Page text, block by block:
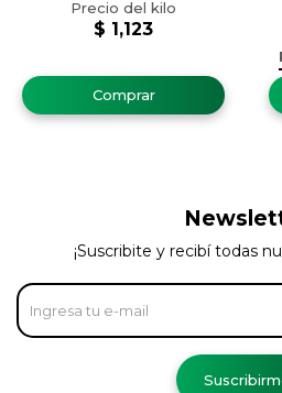
$ 1,123
¡Suscribite y recibí todas